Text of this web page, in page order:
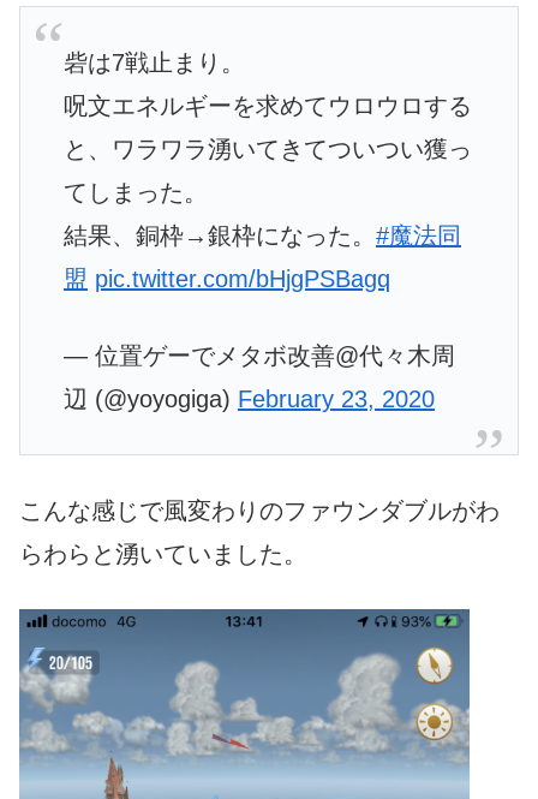
砦は7戦止まり。
呪文エネルギーを求めてウロウロする
と、ワラワラ湧いてきてついつい獲っ
てしまった。
結果、銅枠→銀枠になった。 #魔法同
盟 pic.twitter.com/bHjgPSBagq
— 位置ゲーでメタボ改善@代々木周
辺 (@yoyogiga) February 23, 2020
こんな感じで風変わりのファウンダブルがわ
らわらと湧いていました。